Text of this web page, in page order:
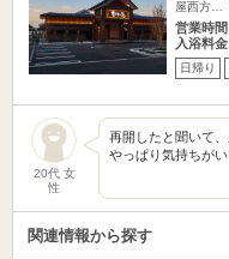
屋西方…
営業時
入浴料
日帰り
20代 女
性
再開したと聞いて
やっぱり気持ちが
関連情報から探す